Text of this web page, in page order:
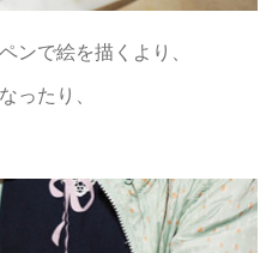
ンで絵を描くより、
ったり、